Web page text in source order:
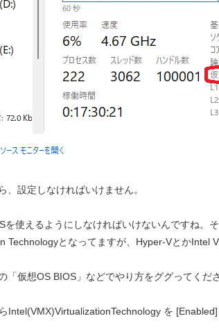
、設定しなければいけません。
を使えるようにしなければいけないんですね。
Technologyとなってますが、Hyper-VとかIntel
「仮想OS BIOS」などでやり方をググってくださ
Intel(VMX)VirtualizationTechnology を [Enabled]